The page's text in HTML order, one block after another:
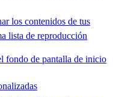
los contenidos de tus
lista de reproducción
fondo de pantalla de inicio